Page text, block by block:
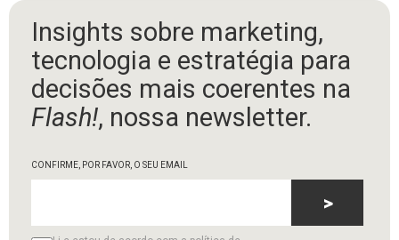
Insights sobre marketing,
tecnologia e estratégia para
decisões mais coerentes na
Flash!, nossa newsletter.
CONFIRME, POR FAVOR, O SEU EMAIL
>